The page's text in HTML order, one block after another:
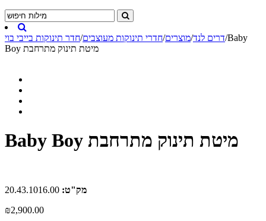
דרים לנד/מוצרים/חדרי תינוקות מעוצבים/חדר תינוקות בייבי בוי /Baby
Boy מיטת תינוק מתרחבת
Baby Boy מיטת תינוק מתרחבת
מק"ט:
₪2,900.00